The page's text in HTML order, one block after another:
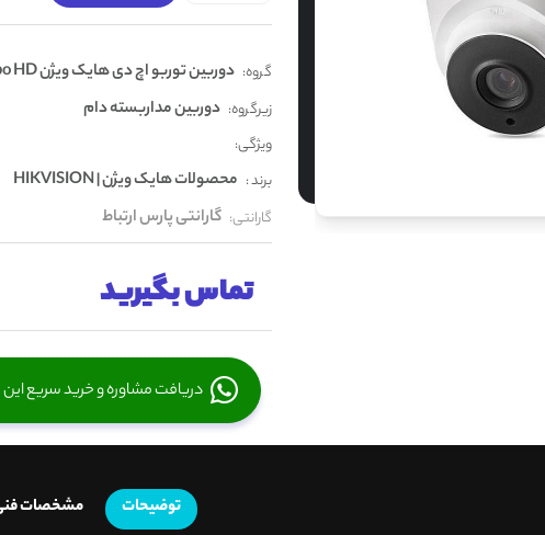
گروه: دوربین توربو اچ دی هایک ویژن Turbo HD
زیرگروه: دوربین مداربسته دام
ویژگی:
برند : محصولات هایک ویژن | HIKVISION
گارانتی: گارانتی پارس ارتباط
تماس بگیرید
دریافت مشاوره و خرید سریع
توضیحات مشخصات